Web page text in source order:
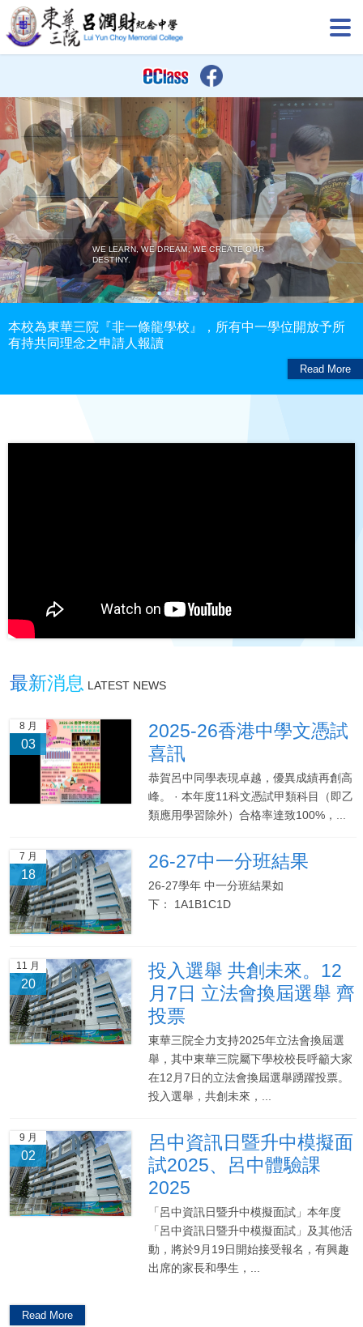
WE LEARN, WE DREAM, WE CREATE OUR
DESTINY.
WE LEARN, WE DREAM, WE CREATE OUR
DESTINY.
本校為東華三院『非一條龍學校』，所有中一學位開放予所
有持共同理念之申請人報讀
Read More
最新消息 LATEST NEWS
8 月
03
2025-26香港中學文憑試
喜訊
恭賀呂中同學表現卓越，優異成績再創高
峰。 · 本年度11科文憑試甲類科目（即乙
類應用學習除外）合格率達致100%，...
7 月
18
26-27中一分班結果
26-27學年 中一分班結果如
下： 1A1B1C1D
11 月
20
投入選舉 共創未來。12
月7日 立法會換屆選舉 齊
投票
東華三院全力支持2025年立法會換屆選
舉，其中東華三院屬下學校校長呼籲大家
在12月7日的立法會換屆選舉踴躍投票。
投入選舉，共創未來，...
9 月
02
呂中資訊日暨升中模擬面
試2025、呂中體驗課
2025
「呂中資訊日暨升中模擬面試」本年度
「呂中資訊日暨升中模擬面試」及其他活
動，將於9月19日開始接受報名，有興趣
出席的家長和學生，...
Read More